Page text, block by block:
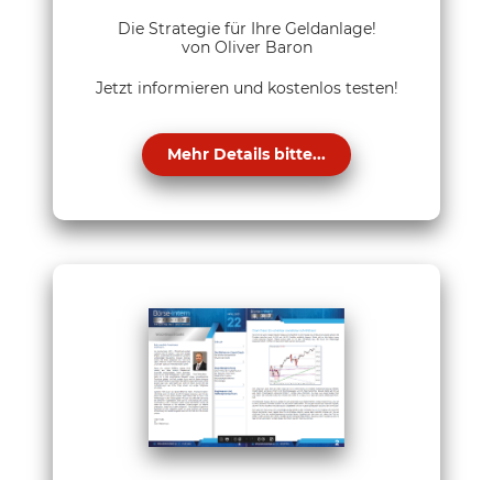
Die Strategie für Ihre Geldanlage!
von Oliver Baron
Jetzt informieren und kostenlos testen!
Mehr Details bitte...